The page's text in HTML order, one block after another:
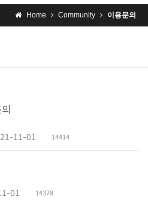
Home Community 이용문의
11-01 14414
01 14378